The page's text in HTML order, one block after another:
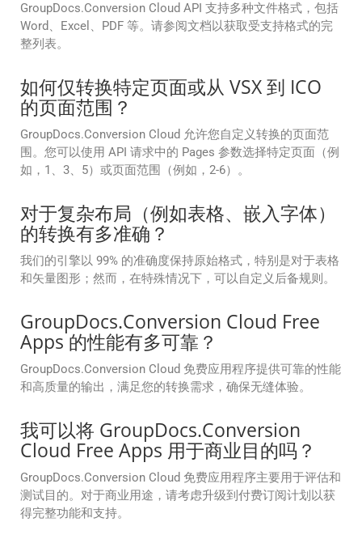
GroupDocs.Conversion Cloud API 支持多种文件格式，包括
Word、Excel、PDF 等。请参阅文档以获取受支持格式的完
整列表。
如何仅转换特定页面或从 VSX 到 ICO
的页面范围？
GroupDocs.Conversion Cloud 允许您自定义转换的页面范
围。您可以使用 API 请求中的 Pages 参数选择特定页面（例
如，1、3、5）或页面范围（例如，2-6）。
对于复杂布局（例如表格、嵌入字体）
的转换有多准确？
我们的引擎以 99% 的准确度保持原始格式，特别是对于表格
和矢量图形；然而，在特殊情况下，可以自定义后备规则。
GroupDocs.Conversion Cloud Free
Apps 的性能有多可靠？
GroupDocs.Conversion Cloud 免费应用程序提供可靠的性能
和高质量的输出，满足您的转换需求，确保无缝体验。
我可以将 GroupDocs.Conversion
Cloud Free Apps 用于商业目的吗？
GroupDocs.Conversion Cloud 免费应用程序主要用于评估和
测试目的。对于商业用途，请考虑升级到付费订阅计划以获
得完整功能和支持。